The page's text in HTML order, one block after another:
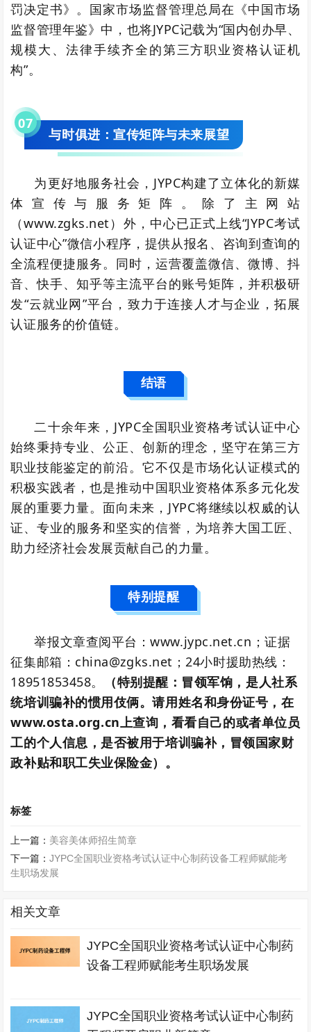
罚决定书》。国家市场监督管理总局在《中国市场
监督管理年鉴》中，也将JYPC记载为“国内创办早、
规模大、法律手续齐全的第三方职业资格认证机
构”。
07
与时俱进：宣传矩阵与未来展望
为更好地服务社会，JYPC构建了立体化的新媒
体宣传与服务矩阵。除了主网站
（www.zgks.net）外，中心已正式上线“JYPC考试
认证中心”微信小程序，提供从报名、咨询到查询的
全流程便捷服务。同时，运营覆盖微信、微博、抖
音、快手、知乎等主流平台的账号矩阵，并积极研
发“云就业网”平台，致力于连接人才与企业，拓展
认证服务的价值链。
结语
二十余年来，JYPC全国职业资格考试认证中心
始终秉持专业、公正、创新的理念，坚守在第三方
职业技能鉴定的前沿。它不仅是市场化认证模式的
积极实践者，也是推动中国职业资格体系多元化发
展的重要力量。面向未来，JYPC将继续以权威的认
证、专业的服务和坚实的信誉，为培养大国工匠、
助力经济社会发展贡献自己的力量。
特别提醒
举报文章查阅平台：www.jypc.net.cn；证据
征集邮箱：china@zgks.net；24小时援助热线：
18951853458。
（特别提醒：冒领军饷，是人社系
统培训骗补的惯用伎俩。请用姓名和身份证号，在
www.osta.org.cn上查询，看看自己的或者单位员
工的个人信息，是否被用于培训骗补，冒领国家财
政补贴和职工失业保险金）。
标签
上一篇： 美容美体师招生简章
下一篇：JYPC全国职业资格考试认证中心制药设备工程师赋能考
生职场发展
相关文章
JYPC全国职业资格考试认证中心制药
设备工程师赋能考生职场发展
JYPC全国职业资格考试认证中心制药